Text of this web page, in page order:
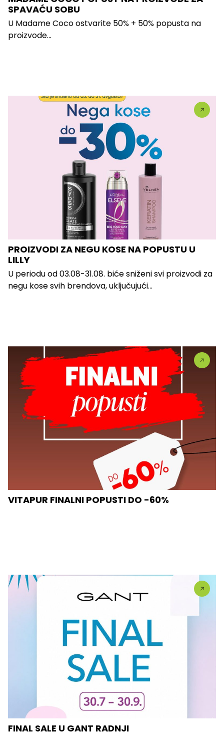
SPAVAĆU SOBU
U Madame Coco ostvarite 50% + 50% popusta na
proizvode...
PROIZVODI ZA NEGU KOSE NA POPUSTU U
LILLY
U periodu od 03.08-31.08. biće sniženi svi proizvodi za
negu kose svih brendova, uključujući...
VITAPUR FINALNI POPUSTI DO -60%
FINAL SALE U GANT RADNJI